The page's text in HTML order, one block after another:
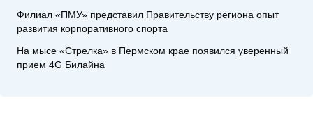
Филиал «ПМУ» представил Правительству региона опыт
развития корпоративного спорта
На мысе «Стрелка» в Пермском крае появился уверенный
прием 4G Билайна